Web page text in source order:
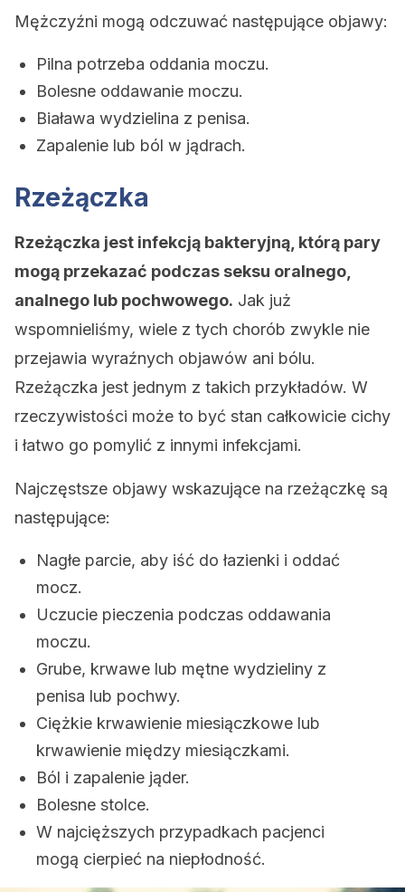
Mężczyźni mogą odczuwać następujące objawy:
Pilna potrzeba oddania moczu.
Bolesne oddawanie moczu.
Biaława wydzielina z penisa.
Zapalenie lub ból w jądrach.
Rzeżączka
Rzeżączka jest infekcją bakteryjną, którą pary
mogą przekazać podczas seksu oralnego,
analnego lub pochwowego. Jak już
wspomnieliśmy, wiele z tych chorób zwykle nie
przejawia wyraźnych objawów ani bólu.
Rzeżączka jest jednym z takich przykładów. W
rzeczywistości może to być stan całkowicie cichy
i łatwo go pomylić z innymi infekcjami.
Najczęstsze objawy wskazujące na rzeżączkę są
następujące:
Nagłe parcie, aby iść do łazienki i oddać
mocz.
Uczucie pieczenia podczas oddawania
moczu.
Grube, krwawe lub mętne wydzieliny z
penisa lub pochwy.
Ciężkie krwawienie miesiączkowe lub
krwawienie między miesiączkami.
Ból i zapalenie jąder.
Bolesne stolce.
W najcięższych przypadkach pacjenci
mogą cierpieć na niepłodność.